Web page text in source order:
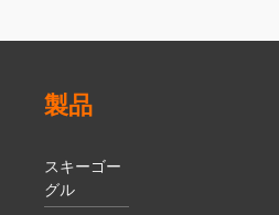
製品
スキーゴー
グル